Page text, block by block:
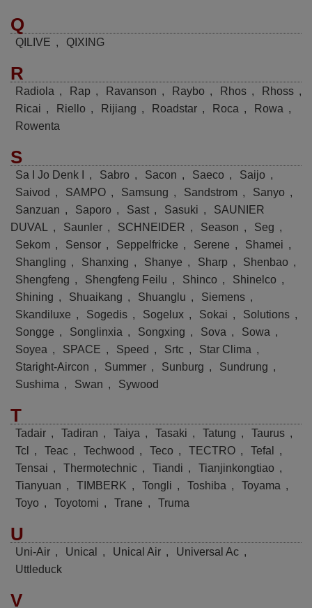
Q
QILIVE , QIXING
R
Radiola , Rap , Ravanson , Raybo , Rhos , Rhoss ,
Ricai , Riello , Rijiang , Roadstar , Roca , Rowa ,
Rowenta
S
Sa I Jo Denk I , Sabro , Sacon , Saeco , Saijo ,
Saivod , SAMPO , Samsung , Sandstrom , Sanyo ,
Sanzuan , Saporo , Sast , Sasuki ,
SAUNIER
DUVAL
, Saunler , SCHNEIDER , Season , Seg ,
Sekom , Sensor , Seppelfricke , Serene , Shamei ,
Shangling , Shanxing , Shanye , Sharp , Shenbao ,
Shengfeng , Shengfeng Feilu , Shinco , Shinelco ,
Shining , Shuaikang , Shuanglu , Siemens ,
Skandiluxe , Sogedis , Sogelux , Sokai , Solutions ,
Songge , Songlinxia , Songxing , Sova , Sowa ,
Soyea , SPACE , Speed , Srtc , Star Clima ,
Staright-Aircon , Summer , Sunburg , Sundrung ,
Sushima , Swan , Sywood
T
Tadair , Tadiran , Taiya , Tasaki , Tatung , Taurus ,
Tcl
, Teac , Techwood , Teco , TECTRO , Tefal
,
Tensai , Thermotechnic , Tiandi , Tianjinkongtiao ,
Tianyuan , TIMBERK , Tongli , Toshiba , Toyama ,
Toyo , Toyotomi , Trane , Truma
U
Uni-Air , Unical , Unical Air , Universal Ac ,
Uttleduck
V